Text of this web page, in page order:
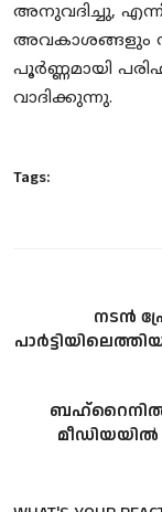
അനുവദിച്ചു,
അവകാശങ്ങളും
പൂർണ്ണമായി
വാദിക്കുന്നു.
Tags:
നടൻ